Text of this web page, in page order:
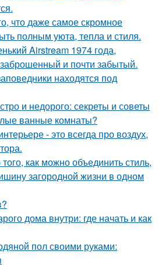
что даже самое скромное
полным уюта, тепла и стиля.
Airstream 1974 года,
и почти забытый.
находятся под
и недорого: секреты и советы
ванные комнаты?
- это всегда про воздух,
как можно объединить стиль,
загородной жизни в одном
дома внутри: где начать и как
пол своими руками: